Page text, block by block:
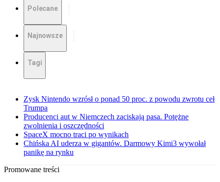
Polecane
Najnowsze
Tagi
Zysk Nintendo wzrósł o ponad 50 proc. z powodu zwrotu ceł
Trumpa
Producenci aut w Niemczech zaciskają pasa. Potężne
zwolnienia i oszczędności
SpaceX mocno traci po wynikach
Chińska AI uderza w gigantów. Darmowy Kimi3 wywołał
panikę na rynku
Promowane treści